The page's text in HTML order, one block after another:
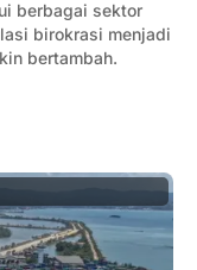
berbagai sektor
birokrasi menjadi
bertambah.